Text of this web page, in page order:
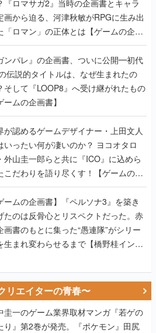
『ロマサガ2』当時の企画書とキャラ
画から迫る、河津秋敏がRPGに生み出
「ロマン」の正体とは【ゲームの企画
ンパレ』の企画書、ついに公開━初代
伝説的タイトルは、なぜ生まれたの
そして『LOOP8』へ受け継がれたもの
ームの企画書】
が認めるゲームデザイナー・上田文人
いったい何が凄いのか？ ヨコオタロ
外山圭一郎らと共に『ICO』に込めら
こだわりを語り尽くす！【ゲームの企
】
ームの企画書】『ペルソナ3』を築き
たのは反骨心とリスペクトだった。赤
画書のもとに集った“愚連隊”がシリー
生まれ変わらせるまで【橋野桂インタ
ー】
リエイターの青春〜
圭一のゲーム業界取材マンガ『若ゲの
り』第2巻が発売。『ポケモン』田尻